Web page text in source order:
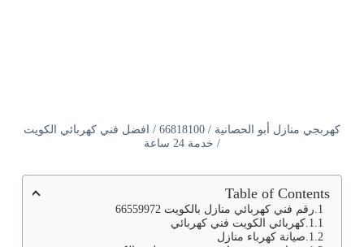
كهربجي منازل أبو الحصانية / 66818100 / افضل فني كهربائي الكويت
/ خدمة 24 ساعة
Table of Contents
رقم فني كهربائي منازل بالكويت 66559972
كهربائي الكويت فني كهربائي
صيانة كهرباء منازل